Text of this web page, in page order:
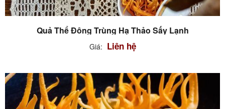
Quả Thể Đông Trùng Hạ Thảo Sấy Lạnh
Giá: Liên hệ